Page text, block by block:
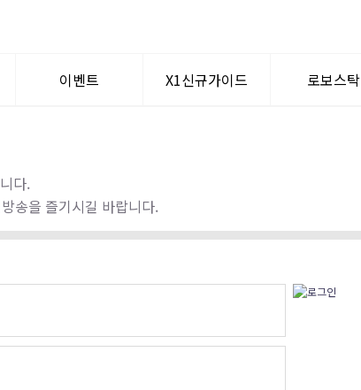
이벤트 X1신규가이드
멘토찾기
로보스탁
다.
송을 즐기시길 바랍니다.